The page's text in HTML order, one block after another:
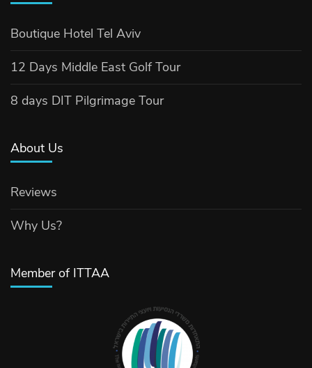
Boutique Hotel Tel Aviv
12 Days Middle East Golf Tour
8 days DIT Pilgrimage Tour
About Us
Reviews
Why Us?
Member of ITTAA